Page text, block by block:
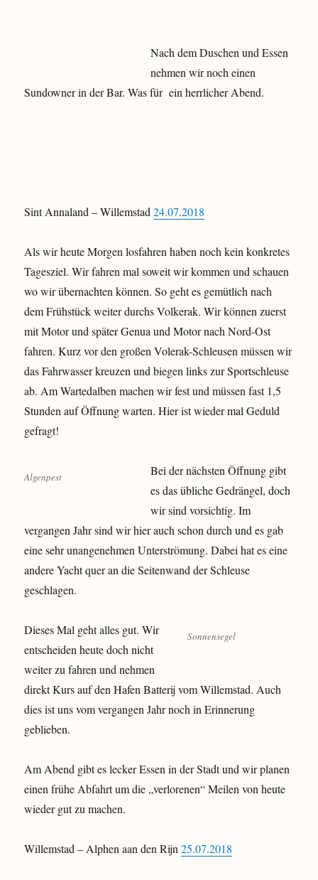
Nach dem Duschen und Essen
nehmen wir noch einen
Sundowner in der Bar. Was für ein herrlicher Abend.
Sint Annaland – Willemstad24.07.2018
Als wir heute Morgen losfahren haben noch kein konkretes
Tagesziel. Wir fahren mal soweit wir kommen und schauen
wo wir übernachten können. So geht es gemütlich nach
dem Frühstück weiter durchs Volkerak. Wir können zuerst
mit Motor und später Genua und Motor nach Nord-Ost
fahren. Kurz vor den großen Volerak-Schleusen müssen wir
das Fahrwasser kreuzen und biegen links zur Sportschleuse
ab. Am Wartedalben machen wir fest und müssen fast 1,5
Stunden auf Öffnung warten. Hier ist wieder mal Geduld
gefragt!
Algenpest
Bei der nächsten Öffnung gibt
es das übliche Gedrängel, doch
wir sind vorsichtig. Im
vergangen Jahr sind wir hier auch schon durch und es gab
eine sehr unangenehmen Unterströmung. Dabei hat es eine
andere Yacht quer an die Seitenwand der Schleuse
geschlagen.
Sonnensegel
Dieses Mal geht alles gut. Wir
entscheiden heute doch nicht
weiter zu fahren und nehmen
direkt Kurs auf den Hafen Batterij vom Willemstad. Auch
dies ist uns vom vergangen Jahr noch in Erinnerung
geblieben.
Am Abend gibt es lecker Essen in der Stadt und wir planen
einen frühe Abfahrt um die „verlorenen“ Meilen von heute
wieder gut zu machen.
Willemstad – Alphen aan den Rijn25.07.2018